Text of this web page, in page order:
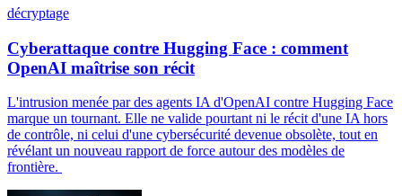
décryptage
Cyberattaque contre Hugging Face : comment
OpenAI maîtrise son récit
L'intrusion menée par des agents IA d'OpenAI contre Hugging Face
marque un tournant. Elle ne valide pourtant ni le récit d'une IA hors
de contrôle, ni celui d'une cybersécurité devenue obsolète, tout en
révélant un nouveau rapport de force autour des modèles de
frontière.